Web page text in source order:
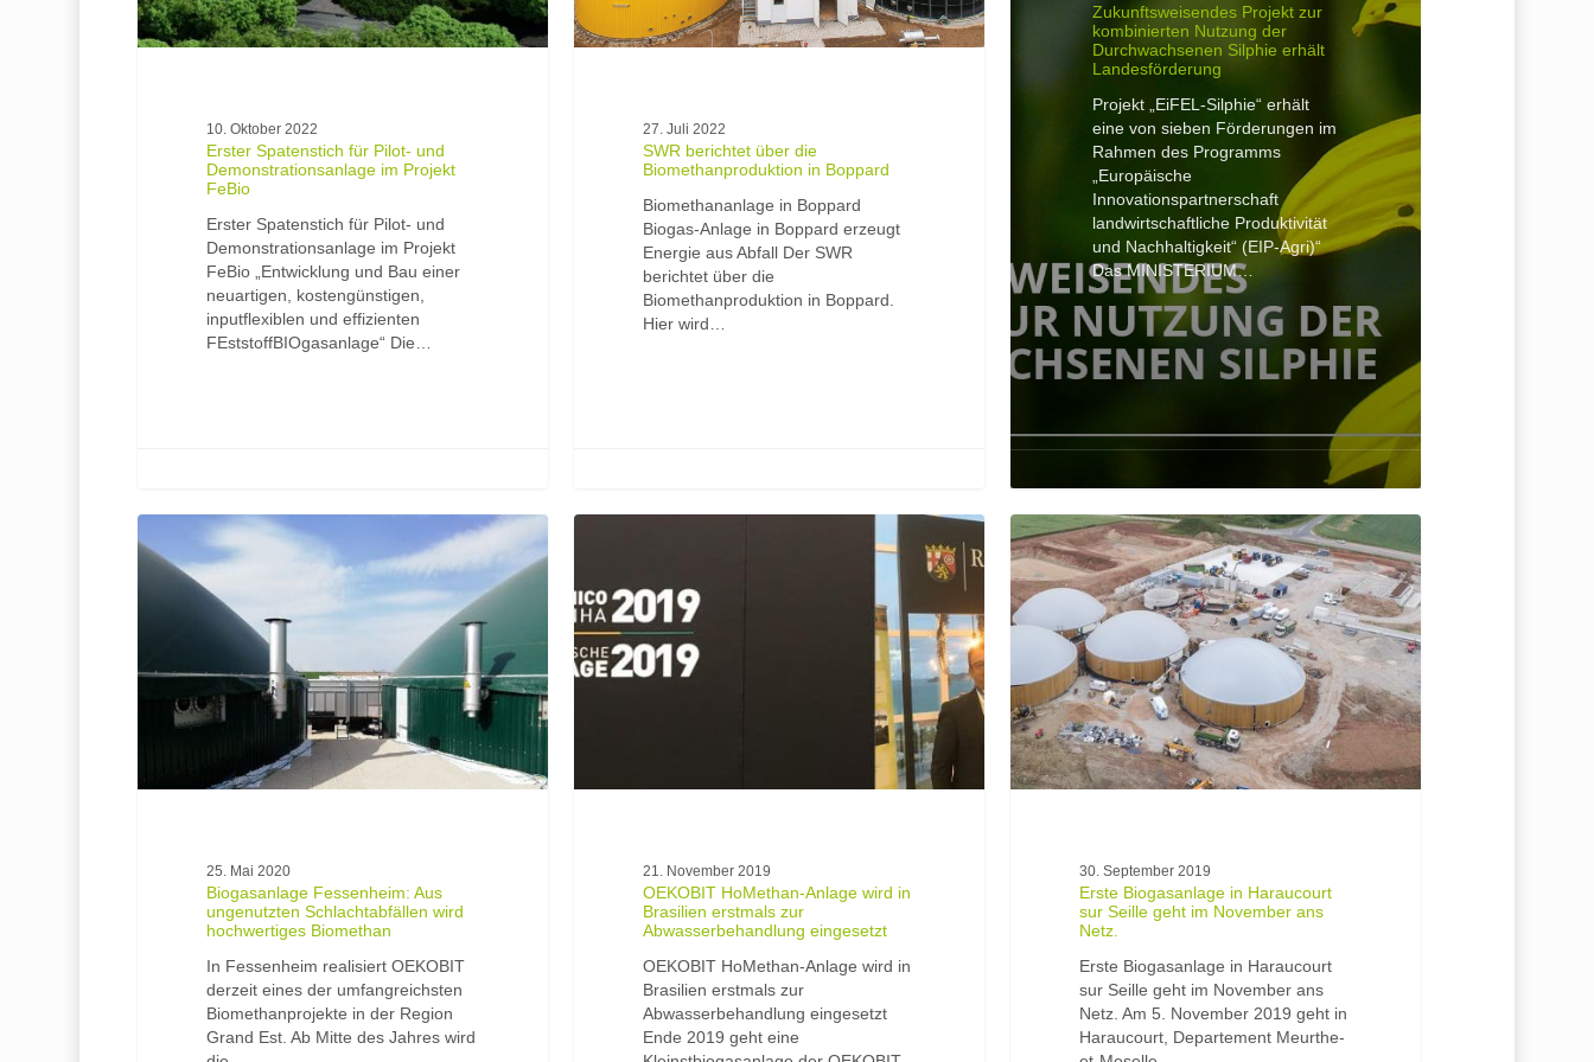
10. Oktober 2022
Erster Spatenstich für Pilot- und
Demonstrationsanlage im Projekt
FeBio
Erster Spatenstich für Pilot- und
Demonstrationsanlage im Projekt
FeBio „Entwicklung und Bau einer
neuartigen, kostengünstigen,
inputflexiblen und effizienten
FEststoffBIOgasanlage“ Die…
27. Juli 2022
SWR berichtet über die
Biomethanproduktion in Boppard
Biomethananlage in Boppard
Biogas-Anlage in Boppard erzeugt
Energie aus Abfall Der SWR
berichtet über die
Biomethanproduktion in Boppard.
Hier wird…
Zukunftsweisendes Projekt zur
kombinierten Nutzung der
Durchwachsenen Silphie erhält
Landesförderung
Projekt „EiFEL-Silphie“ erhält
eine von sieben Förderungen im
Rahmen des Programms
„Europäische
Innovationspartnerschaft
landwirtschaftliche Produktivität
und Nachhaltigkeit“ (EIP-Agri)“
Das MINISTERIUM…
Biogasanlage
Fessenheim:
ungenutzten
Schlachtabfällen
hochwertiges
25. Mai 2020
Biogasanlage Fessenheim: Aus
ungenutzten Schlachtabfällen wird
hochwertiges Biomethan
In Fessenheim realisiert OEKOBIT
derzeit eines der umfangreichsten
Biomethanprojekte in der Region
Grand Est. Ab Mitte des Jahres wird
OEKOBIT
wird
in
Brasilien
erstmals
21. November 2019
OEKOBIT HoMethan-Anlage wird in
Brasilien erstmals zur
Abwasserbehandlung eingesetzt
OEKOBIT HoMethan-Anlage wird in
Brasilien erstmals zur
Abwasserbehandlung eingesetzt
Ende 2019 geht eine
Erste
Biogasanlage
Haraucourt
sur
im
November
ans
Netz.
30. September 2019
Erste Biogasanlage in Haraucourt
sur Seille geht im November ans
Netz.
Erste Biogasanlage in Haraucourt
sur Seille geht im November ans
Netz. Am 5. November 2019 geht in
Haraucourt, Departement Meurthe-